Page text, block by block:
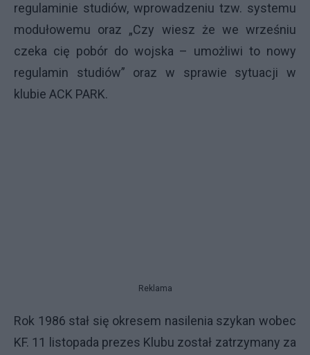
regulaminie studiów, wprowadzeniu tzw. systemu
modułowemu oraz „Czy wiesz że we wrześniu
czeka cię pobór do wojska – umożliwi to nowy
regulamin studiów” oraz w sprawie sytuacji w
klubie ACK PARK.
Reklama
Rok 1986 stał się okresem nasilenia szykan wobec
KF. 11 listopada prezes Klubu został zatrzymany za